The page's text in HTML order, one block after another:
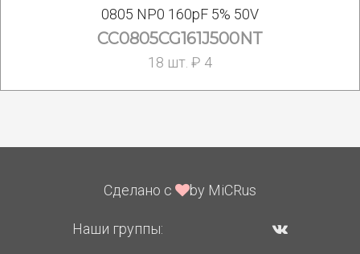
0805 NP0 160pF 5% 50V
CC0805CG161J500NT
18 шт. ₽ 4
Сделано с by MiCRus
Наши группы: